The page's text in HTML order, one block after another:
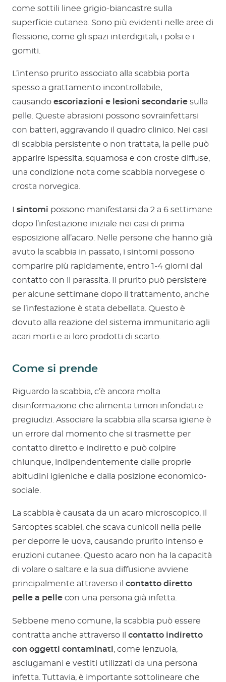
come sottili linee grigio-biancastre sulla
superficie cutanea. Sono più evidenti nelle aree di
flessione, come gli spazi interdigitali, i polsi e i
gomiti.
L’intenso prurito associato alla scabbia porta
spesso a grattamento incontrollabile,
causando escoriazioni e lesioni secondarie sulla
pelle. Queste abrasioni possono sovrainfettarsi
con batteri, aggravando il quadro clinico. Nei casi
di scabbia persistente o non trattata, la pelle può
apparire ispessita, squamosa e con croste diffuse,
una condizione nota come scabbia norvegese o
crosta norvegica.
sintomi possono manifestarsi da 2 a 6 settimane
dopo l’infestazione iniziale nei casi di prima
esposizione all’acaro. Nelle persone che hanno già
avuto la scabbia in passato, i sintomi possono
comparire più rapidamente, entro 1-4 giorni dal
contatto con il parassita. Il prurito può persistere
per alcune settimane dopo il trattamento, anche
se l’infestazione è stata debellata. Questo è
dovuto alla reazione del sistema immunitario agli
acari morti e ai loro prodotti di scarto.
Come si prende
Riguardo la scabbia, c’è ancora molta
disinformazione che alimenta timori infondati e
pregiudizi. Associare la scabbia alla scarsa igiene è
un errore dal momento che si trasmette per
contatto diretto e indiretto e può colpire
chiunque, indipendentemente dalle proprie
abitudini igieniche e dalla posizione economico-
sociale.
La scabbia è causata da un acaro microscopico, il
Sarcoptes scabiei, che scava cunicoli nella pelle
per deporre le uova, causando prurito intenso e
eruzioni cutanee. Questo acaro non ha la capacità
di volare o saltare e la sua diffusione avviene
principalmente attraverso il contatto diretto
pelle a pelle con una persona già infetta.
Sebbene meno comune, la scabbia può essere
contratta anche attraverso il contatto indiretto
con oggetti contaminati, come lenzuola,
asciugamani e vestiti utilizzati da una persona
infetta. Tuttavia, è importante sottolineare che